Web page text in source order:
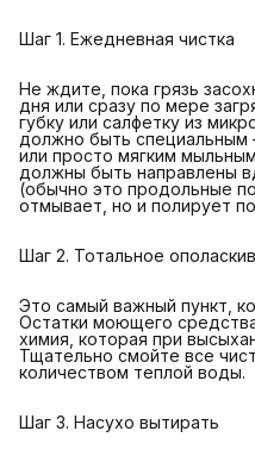
Шаг 1. Ежедневная чистка
Не ждите, пока грязь
дня или сразу по мере
губку или салфетку из
должно быть
или просто мягким
должны быть направлены
(обычно это продольные
отмывает, но и полирует
Шаг 2. Тотальное
Это самый важный пункт,
Остатки моющего
химия, которая при
Тщательно смойте все
количеством теплой воды.
Шаг 3. Насухо вытирать